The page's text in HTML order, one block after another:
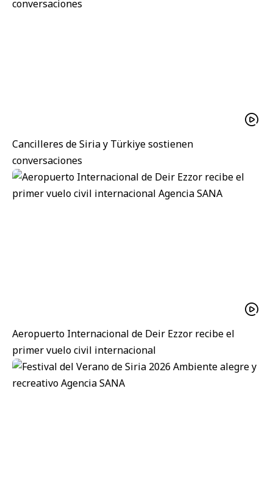
Cancilleres de Siria y Türkiye sostienen
conversaciones
Aeropuerto Internacional de Deir Ezzor recibe el
primer vuelo civil internacional